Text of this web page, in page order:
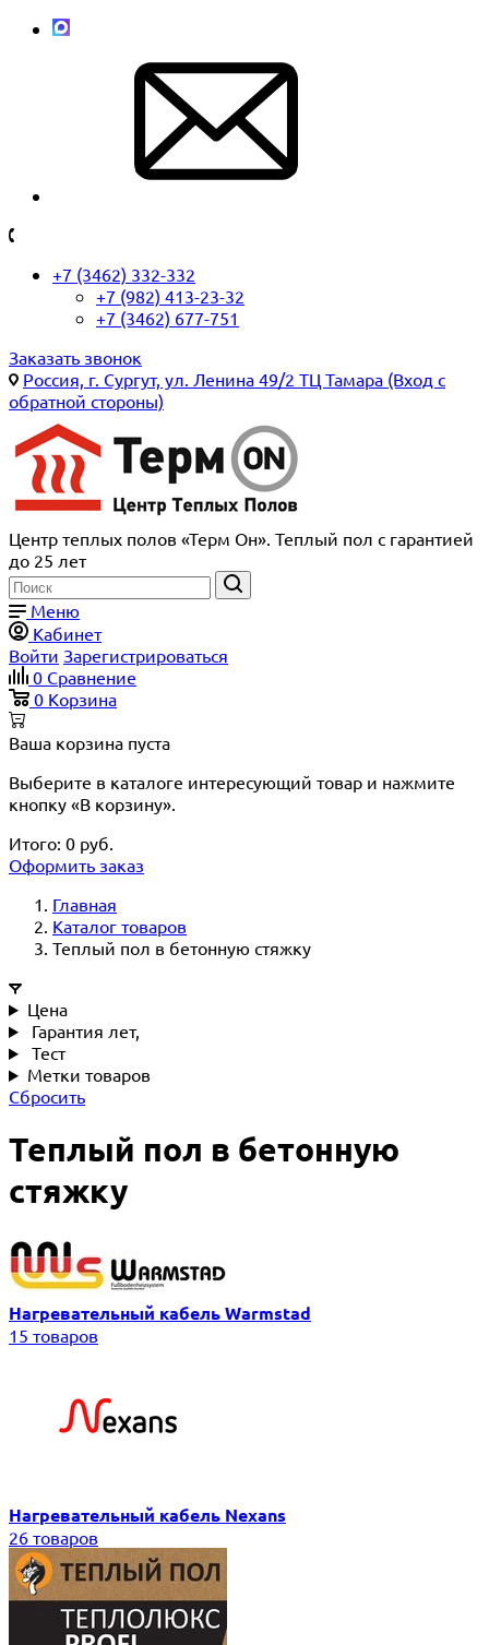
+7 (3462) 332-332
+7 (982) 413-23-32
+7 (3462) 677-751
Заказать звонок
Россия, г. Сургут, ул. Ленина 49/2 ТЦ Тамара (Вход с
обратной стороны)
Центр теплых полов «Терм Он». Теплый пол с гарантией
до 25 лет
Меню
Кабинет
Войти Зарегистрироваться
0 Сравнение
0 Корзина
Ваша корзина пуста
Выберите в каталоге интересующий товар и нажмите
кнопку «В корзину».
Итого: 0 руб.
Оформить заказ
Главная
Каталог товаров
Теплый пол в бетонную стяжку
Цена
Гарантия лет,
Тест
Метки товаров
Сбросить
Теплый пол в бетонную
стяжку
Нагревательный кабель Warmstad
15 товаров
Нагревательный кабель Nexans
26 товаров